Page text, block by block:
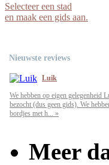
Selecteer een stad
en maak een gids aan.
Nieuwste reviews
Luik
We hebben op eigen gelegenheid
bezocht (dus geen gids). We
bordjes met h... »
Meer